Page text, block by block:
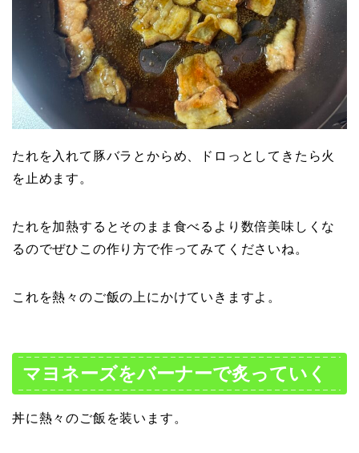
たれを入れて豚バラとからめ、ドロっとしてきたら火
を止めます。
たれを加熱するとそのまま食べるより数倍美味しくな
るのでぜひこの作り方で作ってみてくださいね。
これを熱々のご飯の上にかけていきますよ。
マヨネーズをバーナーで炙っていく
丼に熱々のご飯を装います。